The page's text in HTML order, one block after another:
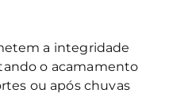
a integridade
o acamamento
ou após chuvas